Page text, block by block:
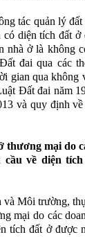
tác quản lý
có diện tích đất
nhà ở là không
đai qua các
gian qua không
Đất đai năm
và quy định
thương mại do
về diện
Môi trường,
mại do các
tích đất ở được